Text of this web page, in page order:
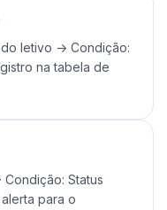
letivo -> Condição:
na tabela de
Status
para o